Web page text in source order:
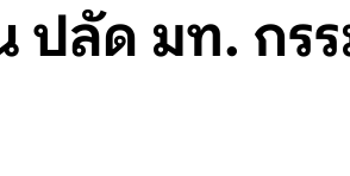
ปลัด มท. กร